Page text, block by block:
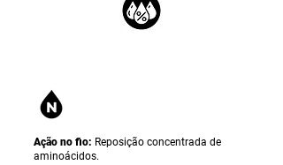
Ação no fio: Reposição concentrada de
aminoácidos.